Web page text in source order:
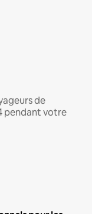
de
pendant votre